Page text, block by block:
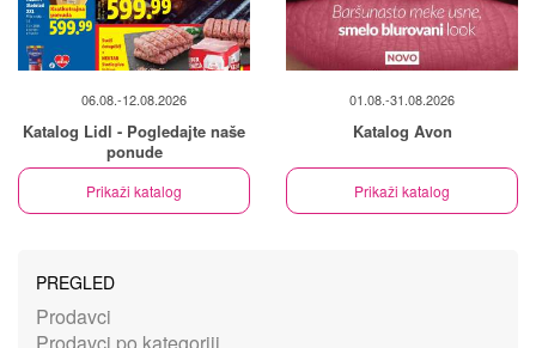
06.08.-12.08.2026
Katalog Lidl - Pogledajte naše
ponude
Prikaži katalog
01.08.-31.08.2026
Katalog Avon
Prikaži katalog
PREGLED
Prodavci
Prodavci po kategoriji